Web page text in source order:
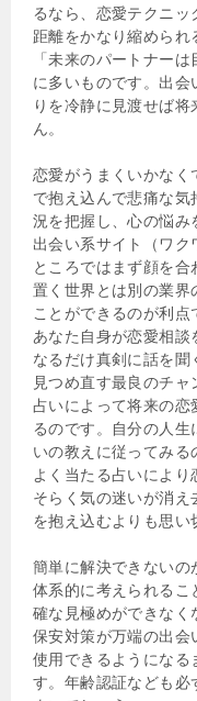
るなら、恋愛テクニ
距離をかなり縮められ
「未来のパートナー
に多いものです。出会
りを冷静に見渡せば
ん。
恋愛がうまくいかなく
で抱え込んで悲痛な気
況を把握し、心の悩み
出会い系サイト（ワク
ところではまず顔を
置く世界とは別の業界
ことができるのが利点
あなた自身が恋愛相談
なるだけ真剣に話を聞
見つめ直す最良のチャ
占いによって将来の恋
るのです。自分の人
いの教えに従ってみる
よく当たる占いによ
そらく気の迷いが消え
を抱え込むよりも思い
簡単に解決できないの
体系的に考えられるこ
確な見極めができなく
保安対策が万端の出会
使用できるようになる
す。年齢認証なども必